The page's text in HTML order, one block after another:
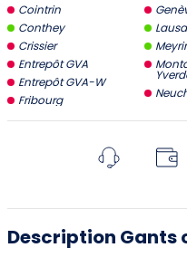
Cointrin
Conthey
Crissier
Entrepôt GVA
Entrepôt GVA-W
Fribourg
Description Gants